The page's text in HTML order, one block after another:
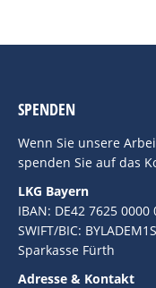
SPENDEN
Wenn Sie unsere
spenden Sie auf das
LKG Bayern
IBAN: DE42 7625 0000
SWIFT/BIC:
Sparkasse Fürth
Adresse & Kontakt